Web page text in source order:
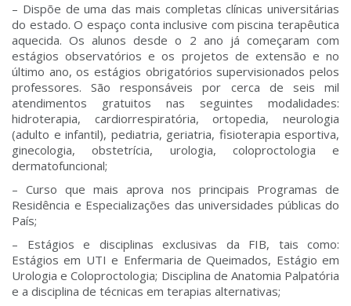
– Dispõe de uma das mais completas clínicas universitárias
do estado. O espaço conta inclusive com piscina terapêutica
aquecida. Os alunos desde o 2 ano já começaram com
estágios observatórios e os projetos de extensão e no
último ano, os estágios obrigatórios supervisionados pelos
professores. São responsáveis por cerca de seis mil
atendimentos gratuitos nas seguintes modalidades:
hidroterapia, cardiorrespiratória, ortopedia, neurologia
(adulto e infantil), pediatria, geriatria, fisioterapia esportiva,
ginecologia, obstetrícia, urologia, coloproctologia e
dermatofuncional;
– Curso que mais aprova nos principais Programas de
Residência e Especializações das universidades públicas do
País;
– Estágios e disciplinas exclusivas da FIB, tais como:
Estágios em UTI e Enfermaria de Queimados, Estágio em
Urologia e Coloproctologia; Disciplina de Anatomia Palpatória
e a disciplina de técnicas em terapias alternativas;